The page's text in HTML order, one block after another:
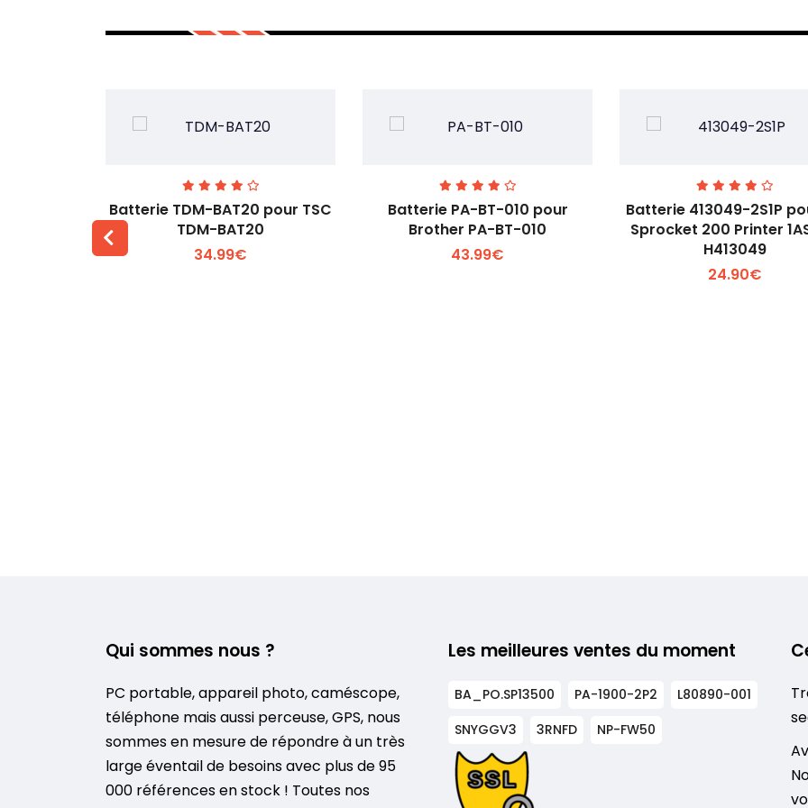
Voir plus +
Batterie TDM-BAT20 pour TSC
TDM-BAT20
34.99€
Voir plus +
Batterie PA-BT-010 pour
Brother PA-BT-010
43.99€
Voir plus +
Batterie 413049-2S1P
Sprocket 200 Printer
H413049
24.90€
Qui sommes nous ?
PC portable, appareil photo, caméscope,
téléphone mais aussi perceuse, GPS, nous
sommes en mesure de répondre à un très
large éventail de besoins avec plus de 95
000 références en stock ! Toutes nos
Les meilleures ventes du moment
BA_PO.SP13500 PA-1900-2P2
L80890-001
SNYGGV3
3RNFD NP-FW50